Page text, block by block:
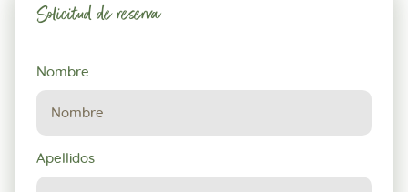
Solicitud de reserva
Solicitud
de
reserva
Nombre
Apellidos